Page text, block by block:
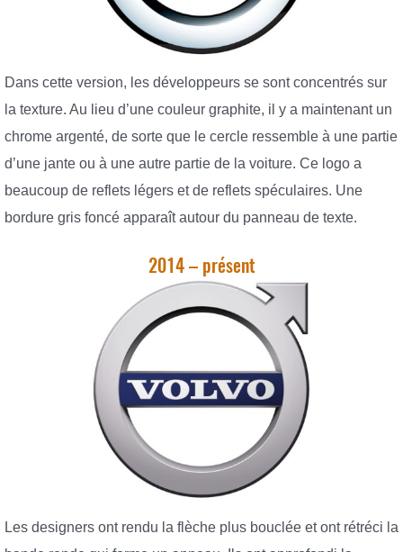
Dans cette version, les développeurs se sont concentrés sur
la texture. Au lieu d’une couleur graphite, il y a maintenant un
chrome argenté, de sorte que le cercle ressemble à une partie
d’une jante ou à une autre partie de la voiture. Ce logo a
beaucoup de reflets légers et de reflets spéculaires. Une
bordure gris foncé apparaît autour du panneau de texte.
2014 – présent
Les designers ont rendu la flèche plus bouclée et ont rétréci la